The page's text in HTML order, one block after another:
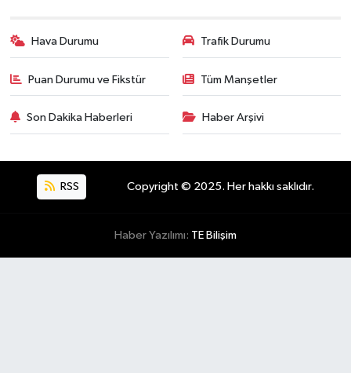
Hava Durumu Trafik Durumu
Puan Durumu ve Fikstür Tüm Manşetler
Son Dakika Haberleri Haber Arşivi
RSS Copyright © 2025. Her hakkı saklıdır.
Haber Yazılımı: TE Bilişim